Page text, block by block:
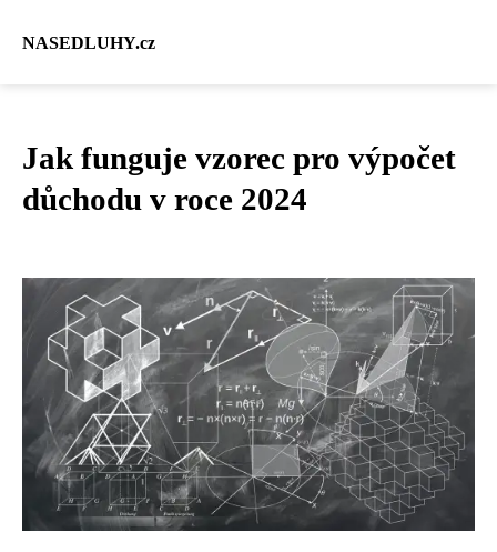
NASEDLUHY.cz
Jak funguje vzorec pro výpočet
důchodu v roce 2024